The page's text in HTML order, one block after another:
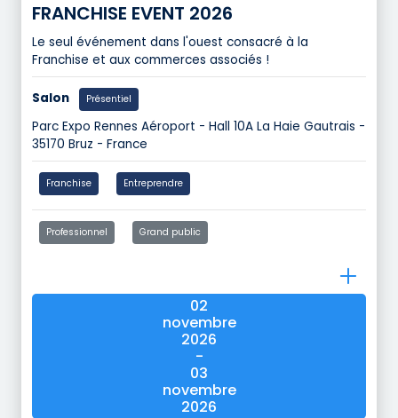
FRANCHISE EVENT 2026
Le seul événement dans l'ouest consacré à la
Franchise et aux commerces associés !
Salon Présentiel
Parc Expo Rennes Aéroport - Hall 10A La Haie Gautrais -
35170 Bruz - France
Franchise Entreprendre
Professionnel Grand public
02
novembre
2026
-
03
novembre
2026